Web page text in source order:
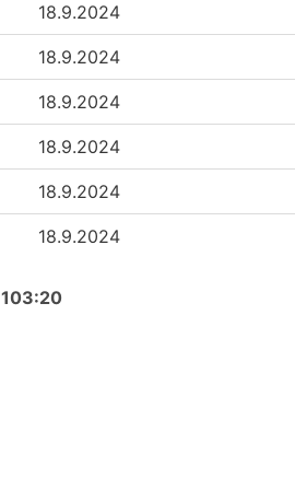
18.9.2024
18.9.2024
18.9.2024
18.9.2024
18.9.2024
18.9.2024
103:20